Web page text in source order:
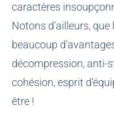
caractères
Notons d’ailleurs,
beaucoup
décompression, anti-
cohésion, esprit
être !